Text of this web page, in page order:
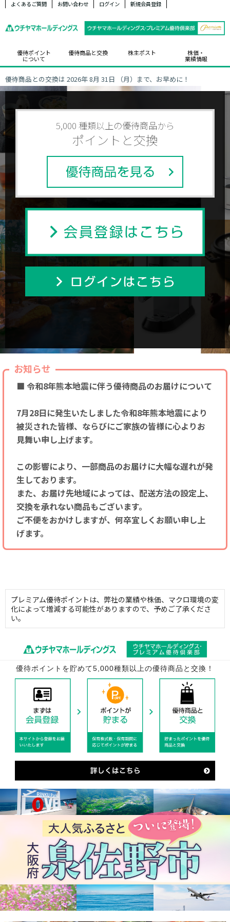
よくあるご質問 お問い合わせ ログイン 新規会員登録
優待ポイント
について
優待商品と交換 株主ポスト 株価・
業績情報
優待商品との交換は 2026年 8月 31日 （月）まで、お早めに！
5,000 種類以上の優待商品から
ポイントと交換
お知らせ
■ 令和8年熊本地震に伴う優待商品のお届けについて
7月28日に発生いたしました令和8年熊本地震により
被災された皆様、ならびにご家族の皆様に心よりお
見舞い申し上げます。
この影響により、一部商品のお届けに大幅な遅れが発
生しております。
また、お届け先地域によっては、配送方法の設定上、
交換を承れない商品もございます。
ご不便をおかけしますが、何卒宜しくお願い申し上
げます。
プレミアム優待ポイントは、弊社の業績や株価、マクロ環境の変
化によって増減する可能性がありますので、予めご了承くださ
い。